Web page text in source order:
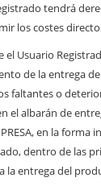
tendrá
los costes
el Usuario
de la entrega
faltantes o
el albarán de
en la forma
dentro de las
la entrega del